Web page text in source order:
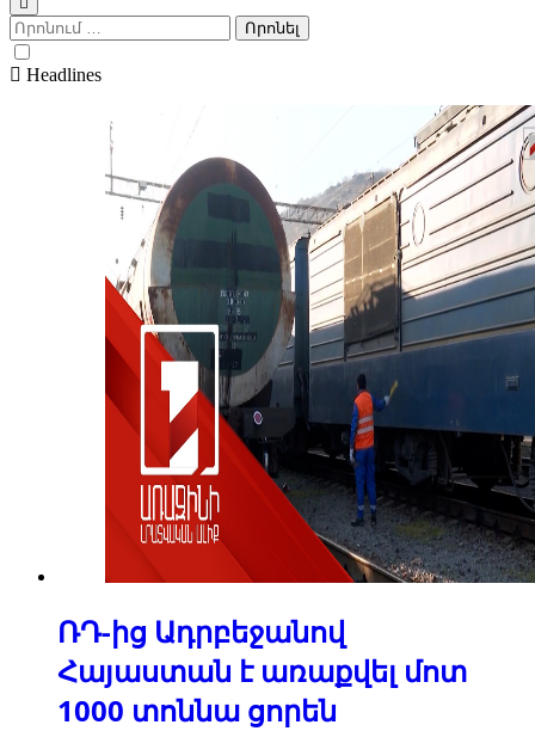
Որոնել՝
Headlines
ՌԴ-ից Ադրբեջանով
Հայաստան է առաքվել մոտ
1000 տոննա ցորեն